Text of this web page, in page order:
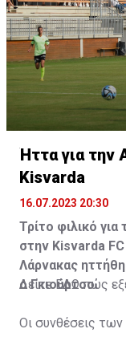
Ήττα για την
Kisvarda
16.07.2023 20:30
Τρίτο φιλικό
στην Kisvarda
Λάρνακας
ο Γκιούρτσο.
ΔείτεΕΔΩπώς
Οι συνθέσεις